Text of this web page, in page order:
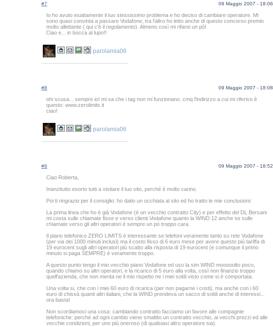
#7 09 Maggio 2007 - 18:06
Io ho avuto esattamente il tuo stessissimo problema e ho deciso di cambiare operatore. Mi
sono quasi convinta a passare Vodafone, tra l'altro ho letto anche di questo concorso premio
molto allettante ( qui c'è il regolamento). Almeno così mi rifarei un pò!
Ciao e... in bocca al lupo!!
parolamia06
#8 09 Maggio 2007 - 18:08
ohi scusa... sempre io! mi sa che i tag non mi funzionano. cmq l'indirizzo a cui mi riferivo è
questo: www.zerolimits.it
ciao!
parolamia06
#9 09 Maggio 2007 - 18:52
Ciao Roberta,
Inanzitutto esorto tutti a visitare il tuo sito, perché è molto carino.
Poi ti ringrazio per il consiglio: ho datio un occhiata al sito ed ho tratto le mie conclusioni:
La prima linea che ho è già Vodafone (è un vecchio contratto City) e per effetto del DL Bersani
mi costa sulle chiamate fisse e verso clienti Vodafone quanto la WIND 12 anche se sulle
chiamate verso gli altri operatori è sempre un pò troppo cara.
Il piano telefonico ZERO LIMITS è interessante se telefoni veramente tanto su rete Vodafone
(per via dei 1000 minuti inclusi) ma il costo fisso di 6 euro mese per avere questo più tariffa di
19 eurocent sugli altri operatori più scatto alla risposta di 19 eurocent (e comunque il primo
minuto si paga SEMPRE) è veramente troppo.
A questo punto tengo il mio vecchio piano Vodafone ed uso la sim WIND mooooolto poco,
quando chiamo su altri operatori, e la ricarico di 5 euro alla volta, così non finanzio troppo
quell'azienda, che non merita ne il mio rispetto ne i miei soldi visto come si è comportata.
Una volta si, che con i miei 60 euro di ricarica (per non pagarne i costi), ma anche con i 60
euro di chissà quanti altri italiani, che la WIND prendeva un sacco di soldi anche di interessi...
ora basta!
Non scordiamoci una cosa: cambiando contratto facciamo un favore alle compagnie
telefoniche: perché ad ogni cambio viene smaltito un contratto vecchio, ai vecchi prezzi ed alle
vecchie condizioni, per uno più oneroso (di qualsiasi altro operatore sia).